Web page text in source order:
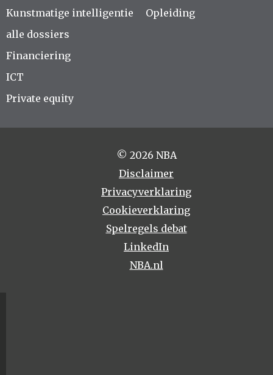
Kunstmatige intelligentie
alle dossiers
Opleiding
Financiering
ICT
Private equity
© 2026 NBA
Disclaimer
Privacyverklaring
Cookieverklaring
Spelregels debat
LinkedIn
NBA.nl